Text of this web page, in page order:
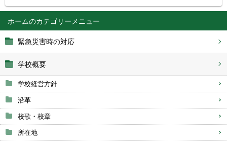
ホーム
緊急災害時の対応
学校概要
学校経営方針
沿革
校歌・校章
所在地